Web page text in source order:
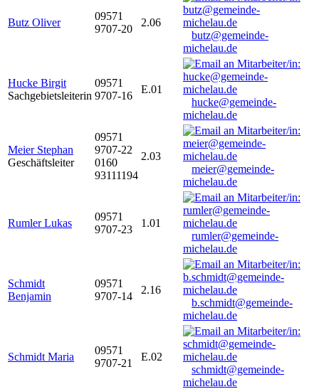
Butz Oliver
09571
9707-20
2.06
butz@gemeinde-
michelau.de
Hucke Birgit
Sachgebietsleiterin
09571
9707-16
E.01
hucke@gemeinde-
michelau.de
Meier Stephan
Geschäftsleiter
09571
9707-22
0160
93111194
2.03
meier@gemeinde-
michelau.de
Rumler Lukas
09571
9707-23
1.01
rumler@gemeinde-
michelau.de
Schmidt
Benjamin
09571
9707-14
2.16
b.schmidt@gemeinde-
michelau.de
Schmidt Maria
09571
9707-21
E.02
schmidt@gemeinde-
michelau.de